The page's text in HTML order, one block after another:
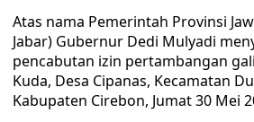
Atas nama Pemerintah Provinsi
Jabar) Gubernur Dedi Mulyadi
pencabutan izin pertambangan
Kuda, Desa Cipanas, Kecamatan
Kabupaten Cirebon, Jumat 30 Mei